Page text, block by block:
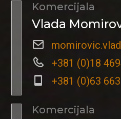
Komercijala
Vlada
+381 (0)18
+381 (0)63
Komercijala